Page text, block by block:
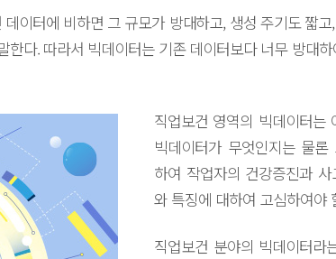
이터에 비하면 그 규모가 방대하고, 생성 주기도 짧
다. 따라서 빅데이터는 기존 데이터보다 너무 방대
직업보건 영역의 빅데이터는
빅데이터가 무엇인지는 물
하여 작업자의 건강증진과
와 특징에 대하여 고심하여야
직업보건 분야의 빅데이터라